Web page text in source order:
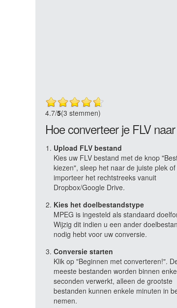
4.7/5(3 stemmen)
Hoe converteer je FLV
Upload FLV bestand
Kies uw FLV bestand met de knop
kiezen", sleep het naar de juiste plek of
importeer het rechtstreeks vanuit
Dropbox/Google Drive.
Kies het doelbestandstype
MPEG is ingesteld als standaard
Wijzig dit indien u een ander
nodig hebt voor uw conversie.
Conversie starten
Klik op "Beginnen met converteren!".
meeste bestanden worden binnen
seconden verwerkt, alleen de grootste
bestanden kunnen enkele minuten in
nemen.